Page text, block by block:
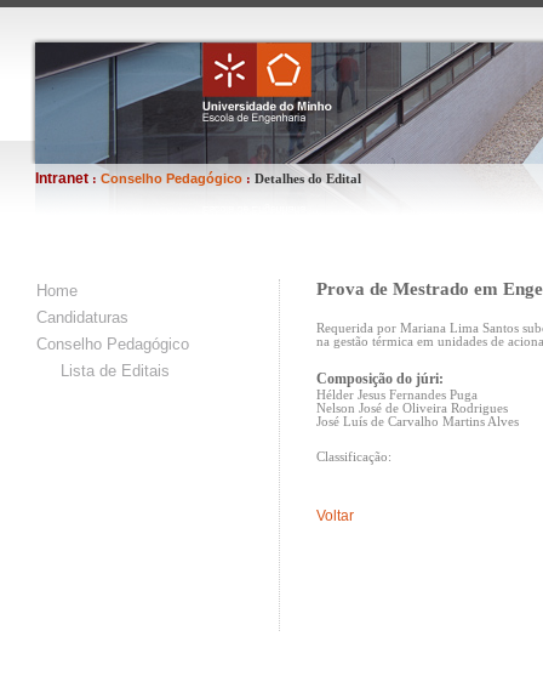
Intranet : Conselho Pedagógico : Detalhes do Edital
Home
Candidaturas
Conselho Pedagógico
Lista de Editais
Prova de Mestrado em
Requerida por Mariana Lima Santos
na gestão térmica em unidades de
Composição do júri:
Hélder Jesus Fernandes Puga
Nelson José de Oliveira Rodrigues
José Luís de Carvalho Martins Alves
Classificação:
Voltar